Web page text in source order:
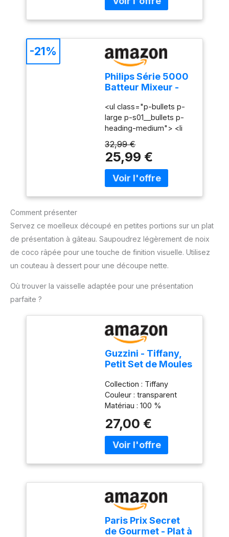
Pratique, Avec
Bouton Éjecteur,
au lave-vaisselle pour un
une grande polyvalence :
Avec 200W et cinq
vitesses réglables, ce
mixeur gère facilement
les crèmes légères
comme les pâtes
en acier inoxydable
durables : Livré avec des
fouets et crochets
pétrisseurs en acier
inoxydable pour des
performances fiables et
durables. Design
ergonomique et facile
d'utilisation : Poignée
une utilisation
confortable et un
changement rapide des
accessoires. Compact et
pratique pour un usage
quotidien : Léger, doté
mixeur est facile à ranger
et parfait pour toutes vos
tâches de cuisine.
Philips Série 5000
Batteur Mixeur -
Fouets Coniques
pour Pâte Aérée, 5
Vitesses + Turbo,
Éjection Facile des
Accessoires, Clip
Attache-Cordon
(HR3741/00)
<ul class="p-bullets p-
large p-s01__bullets p-
heading-medium"> <li
s01__bullet">450 W</li>
<li class="p-
s01__bullet">5 vitesses
+ fonction Turbo</li> <li
32,99 €
25,99 €
-21%
Comment présenter
Servez ce moelleux découpé en petites portions sur un plat
de présentation à gâteau. Saupoudrez légèrement de noix
de coco râpée pour une touche de finition visuelle. Utilisez
un couteau à dessert pour une découpe nette.
Où trouver la vaisselle adaptée pour une présentation
parfaite ?
Guzzini - Tiffany,
Petit Set de Moules
Transparent, Ø 30
x h16 cm -
19950100
Collection : Tiffany
Couleur : transparent
Matériau : 100 %
Guzzini, fabriqué en Italie
depuis 1912 Poids du
colis: 1.02 kilograms
27,00 €
Paris Prix Secret
de Gourmet - Plat à